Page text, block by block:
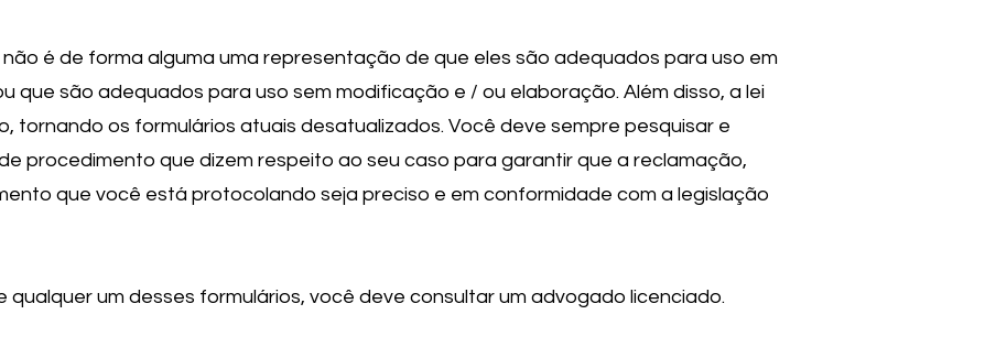
é de forma alguma uma representação de que eles são adequados para uso em
que são adequados para uso sem modificação e / ou elaboração. Além disso, a lei
tornando os formulários atuais desatualizados. Você deve sempre pesquisar e
procedimento que dizem respeito ao seu caso para garantir que a reclamação,
que você está protocolando seja preciso e em conformidade com a legislação
um desses formulários, você deve consultar um advogado licenciado.